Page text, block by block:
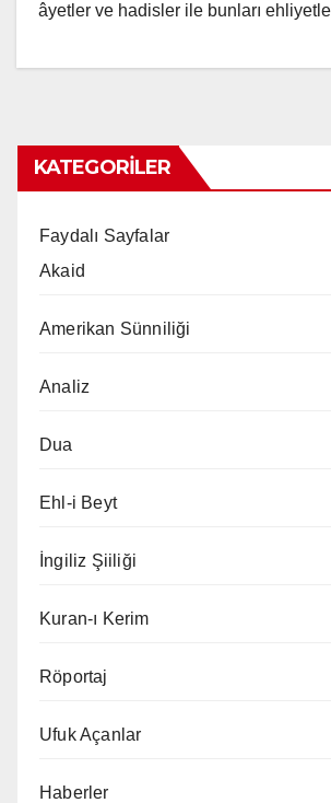
âyetler ve hadisler ile bunları
KATEGORILER
Faydalı Sayfalar
Akaid
Amerikan Sünniliği
Analiz
Dua
Ehl-i Beyt
İngiliz Şiiliği
Kuran-ı Kerim
Röportaj
Ufuk Açanlar
Haberler